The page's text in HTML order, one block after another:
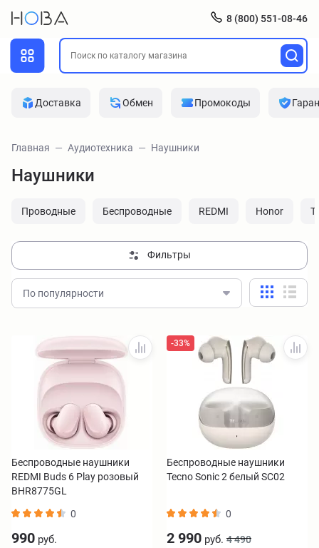
8 (800) 551-08-46
Доставка Обмен Промокоды
Главная Аудиотехника Наушники
Наушники
Проводные Беспроводные REDMI Honor
Фильтры
По популярности
Беспроводные наушники
REDMI Buds 6 Play розовый
BHR8775GL
0
990 руб.
-33%
Беспроводные наушники
Tecno Sonic 2 белый SC02
0
2 990 руб. 4 490